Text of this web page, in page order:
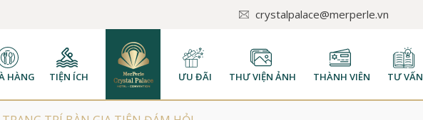
crystalpalace@merperle.vn
HÀNG TIỆN ÍCH ƯU ĐÃI THƯ VIỆN ẢNH THÀNH VIÊN TƯ VẤN